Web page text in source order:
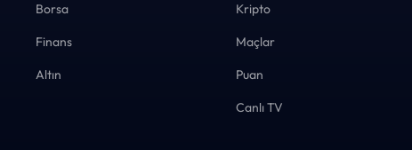
Borsa
Finans
Altın
Kripto
Maçlar
Puan
Canlı TV